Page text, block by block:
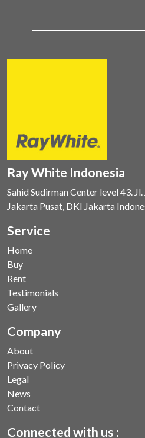
Ray White Indonesia
Sahid Sudirman Center level 43.
Jakarta Pusat, DKI Jakarta
Service
Home
Buy
Rent
Testimonials
Gallery
Company
About
Privacy Policy
Legal
News
Contact
Connected with us :